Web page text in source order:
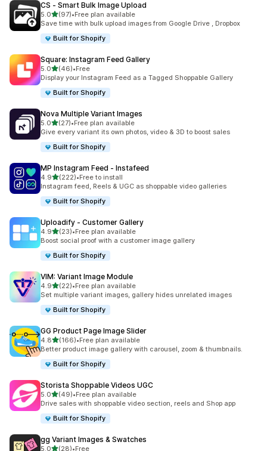
CS ‑ Smart Bulk Image Upload
5.05つ星中
(97)
合計レビュー数：97件
•Free plan available
Save time with bulk upload images from Google Drive , Dropbox
Built for Shopify
Square: Instagram Feed Gallery
5.05つ星中
(46)
合計レビュー数：46件
•Free
Display your Instagram Feed as a Tagged Shoppable Gallery
Built for Shopify
Nova Multiple Variant Images
5.05つ星中
(27)
合計レビュー数：27件
•Free plan available
Give every variant its own photos, video & 3D to boost sales
Built for Shopify
MP Instagram Feed ‑ Instafeed
4.95つ星中
(222)
合計レビュー数：222件
•Free to install
Instagram feed, Reels & UGC as shoppable video galleries
Built for Shopify
Uploadify ‑ Customer Gallery
4.95つ星中
(23)
合計レビュー数：23件
•Free plan available
Boost social proof with a customer image gallery
Built for Shopify
VIM: Variant Image Module
4.95つ星中
(22)
合計レビュー数：22件
•Free plan available
Set multiple variant images, gallery hides unrelated images
Built for Shopify
GG Product Page Image Slider
4.85つ星中
(166)
合計レビュー数：166件
•Free plan available
Better product image gallery with carousel, zoom & thumbnails.
Built for Shopify
Storista Shoppable Videos UGC
5.05つ星中
(49)
合計レビュー数：49件
•Free plan available
Drive sales with shoppable video section, reels and Shop app
Built for Shopify
gg Variant Images & Swatches
5.05つ星中
(28)•Free